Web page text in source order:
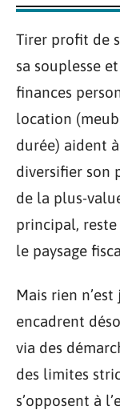
Tirer profit de
sa souplesse
finances
location
durée) aident
diversifier son
de la plus-
principal,
le paysage
Mais rien
encadrent
via des
des limites
s’opposent à